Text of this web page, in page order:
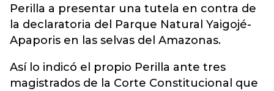
Perilla a presentar una tutela en contra de
la declaratoria del Parque Natural Yaigojé-
Apaporis en las selvas del Amazonas.
Así lo indicó el propio Perilla ante tres
magistrados de la Corte Constitucional que